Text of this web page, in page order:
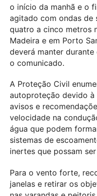
o início da manhã e o
agitado com ondas de
quatro a cinco metros
Madeira e em Porto
deverá manter
o comunicado.
A Proteção Civil
autoproteção devido
avisos e
velocidade na
água que podem
sistemas de
inertes que possam
Para o vento forte,
janelas e retirar os